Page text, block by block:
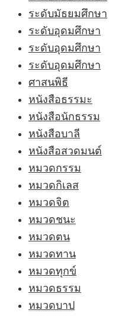
ระดับมัธยมศึกษา
ระดับอุดมศึกษา
ระดับอุดมศึกษา
ระดับอุดมศึกษา
ศาสนพิธี
หนังสือธรรมะ
หนังสือนักธรรม
หนังสือบาลี
หนังสือสวดมนต์
หมวดกรรม
หมวดกิเลส
หมวดจิต
หมวดชนะ
หมวดตน
หมวดทาน
หมวดทุกข์
หมวดธรรม
หมวดบาป